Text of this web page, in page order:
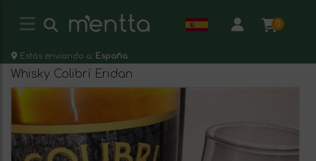
0
Estás enviando a: España
Whisky Colibrí Eridan